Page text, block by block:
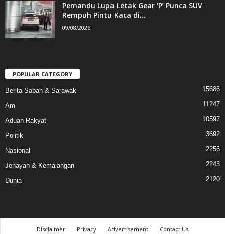
Pemandu Lupa Letak Gear ‘P’ Punca SUV
Rempuh Pintu Kaca di...
09/08/2026
POPULAR CATEGORY
Berita Sabah & Sarawak 15686
Am 11247
Aduan Rakyat 10597
Politik 3692
Nasional 2256
Jenayah & Kemalangan 2243
Dunia 2120
Disclaimer Privacy Advertisement Contact Us